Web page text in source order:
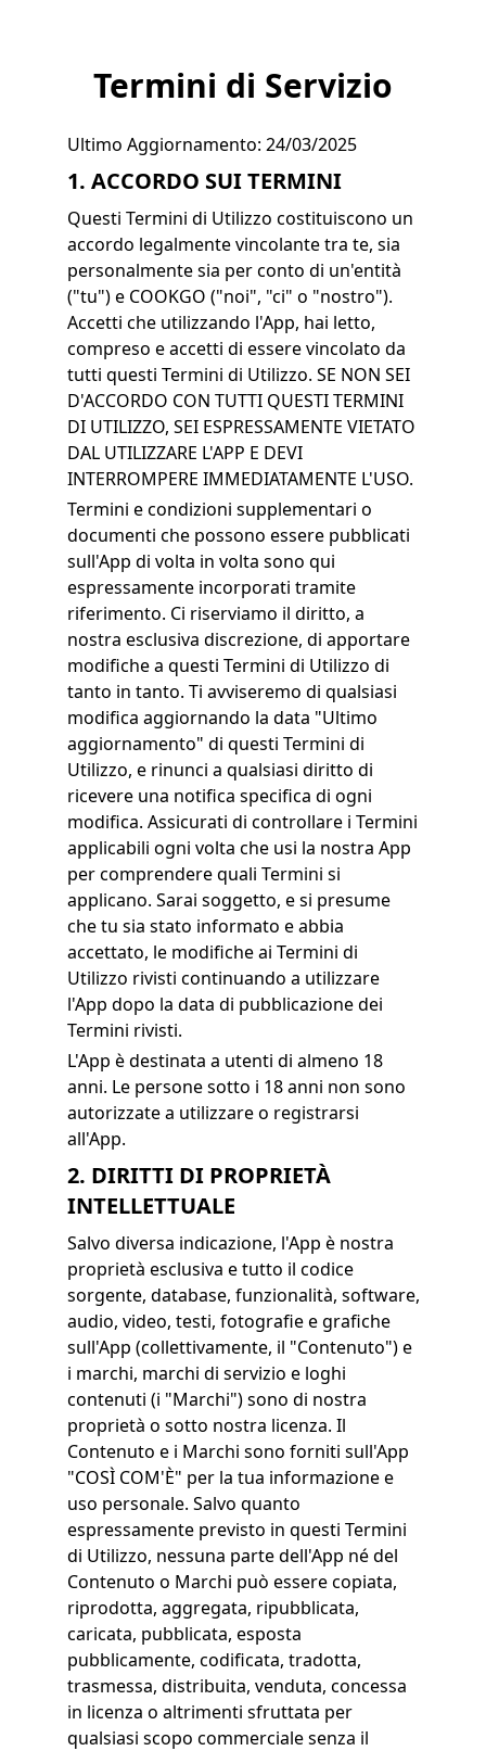
Termini di Servizio
Ultimo Aggiornamento: 24/03/2025
1. ACCORDO SUI TERMINI
Questi Termini di Utilizzo costituiscono un
accordo legalmente vincolante tra te, sia
personalmente sia per conto di un'entità
("tu") e COOKGO ("noi", "ci" o "nostro").
Accetti che utilizzando l'App, hai letto,
compreso e accetti di essere vincolato da
tutti questi Termini di Utilizzo. SE NON SEI
D'ACCORDO CON TUTTI QUESTI TERMINI
DI UTILIZZO, SEI ESPRESSAMENTE VIETATO
DAL UTILIZZARE L'APP E DEVI
INTERROMPERE IMMEDIATAMENTE L'USO.
Termini e condizioni supplementari o
documenti che possono essere pubblicati
sull'App di volta in volta sono qui
espressamente incorporati tramite
riferimento. Ci riserviamo il diritto, a
nostra esclusiva discrezione, di apportare
modifiche a questi Termini di Utilizzo di
tanto in tanto. Ti avviseremo di qualsiasi
modifica aggiornando la data "Ultimo
aggiornamento" di questi Termini di
Utilizzo, e rinunci a qualsiasi diritto di
ricevere una notifica specifica di ogni
modifica. Assicurati di controllare i Termini
applicabili ogni volta che usi la nostra App
per comprendere quali Termini si
applicano. Sarai soggetto, e si presume
che tu sia stato informato e abbia
accettato, le modifiche ai Termini di
Utilizzo rivisti continuando a utilizzare
l'App dopo la data di pubblicazione dei
Termini rivisti.
L'App è destinata a utenti di almeno 18
anni. Le persone sotto i 18 anni non sono
autorizzate a utilizzare o registrarsi
all'App.
2. DIRITTI DI PROPRIETÀ
INTELLETTUALE
Salvo diversa indicazione, l'App è nostra
proprietà esclusiva e tutto il codice
sorgente, database, funzionalità, software,
audio, video, testi, fotografie e grafiche
sull'App (collettivamente, il "Contenuto") e
i marchi, marchi di servizio e loghi
contenuti (i "Marchi") sono di nostra
proprietà o sotto nostra licenza. Il
Contenuto e i Marchi sono forniti sull'App
"COSÌ COM'È" per la tua informazione e
uso personale. Salvo quanto
espressamente previsto in questi Termini
di Utilizzo, nessuna parte dell'App né del
Contenuto o Marchi può essere copiata,
riprodotta, aggregata, ripubblicata,
caricata, pubblicata, esposta
pubblicamente, codificata, tradotta,
trasmessa, distribuita, venduta, concessa
in licenza o altrimenti sfruttata per
qualsiasi scopo commerciale senza il